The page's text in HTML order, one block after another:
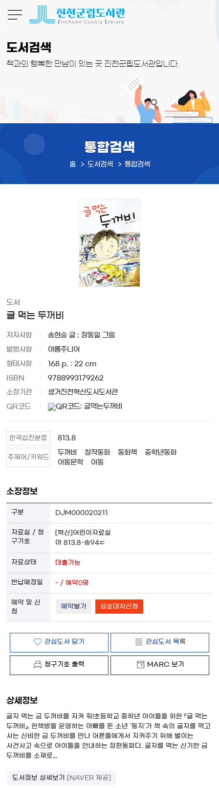
도서검색
책과의 행복한 만남이 있는 곳 진천군립도서관입니다.
통합검색
홈 도서검색 통합검색
도서
글 먹는 두꺼비
저자사항 송현승 글 ; 장동일 그림
발행사항 아롬주니어
형태사항 168 p. : 22 cm
ISBN 9788993179262
소장기관 생거진천혁신도시도서관
QR코드
한국십진분류 813.8
주제어/키워드
두꺼비 창작동화 동화책
중학년동화
아동문학
아동
소장정보
DJM000020211
[혁신]어린이자료실
아 813.8-송94ㄷ
대출가능
- / 예약0명
예약불가 상호대차신청
관심도서 담기 관심도서 목록
청구기호 출력 MARC 보기
상세정보
글자 먹는 금 두꺼비를 지켜 줘!초등학교 중학년 아이들을 위한 『글 먹는
두꺼비』. 헌책방을 운영하는 아빠를 둔 소년 '둥지'가 책 속의 글자를 먹고
사는 신비한 금 두꺼비를 만나 어른들에게서 지켜주기 위해 벌이는
사건사고 속으로 아이들을 안내하는 장편동화다. 글자를 먹는 신기한 금
두꺼비를 소재로...
도서정보 상세보기 [NAVER 제공]